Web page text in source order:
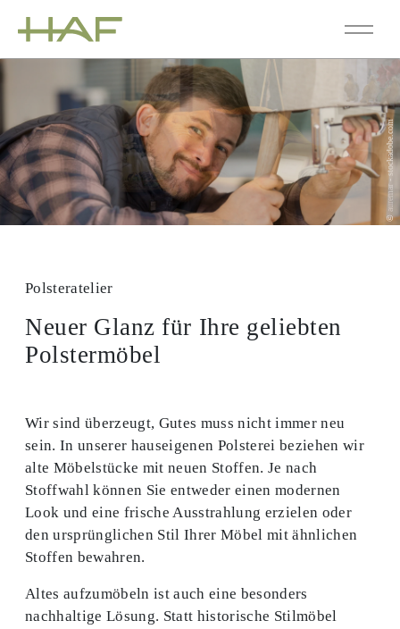
©
© auremar - stockadobe.com
Polsteratelier
Neuer Glanz für Ihre geliebten
Polstermöbel
Wir sind überzeugt, Gutes muss nicht immer neu
sein. In unserer hauseigenen Polsterei beziehen wir
alte Möbelstücke mit neuen Stoffen. Je nach
Stoffwahl können Sie entweder einen modernen
Look und eine frische Ausstrahlung erzielen oder
den ursprünglichen Stil Ihrer Möbel mit ähnlichen
Stoffen bewahren.
Altes aufzumöbeln ist auch eine besonders
nachhaltige Lösung. Statt historische Stilmöbel